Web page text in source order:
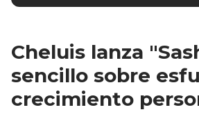
Cheluis lanza
sencillo sobre
crecimiento